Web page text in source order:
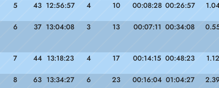
5 43 12:56:57 4 10 00:08:28 00:26:57
6 37 13:04:08 3 13 00:07:11 00:34:08
7 44 13:18:23 4 17 00:14:15 00:48:23 1.12
8 63 13:34:27 6 23 00:16:04 01:04:27